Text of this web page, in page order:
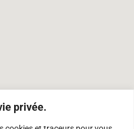
privée.